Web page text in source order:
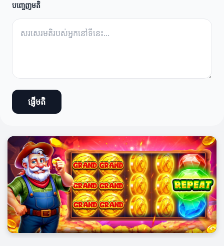
បញ្ចេញមតិ
ផ្ញើមតិ